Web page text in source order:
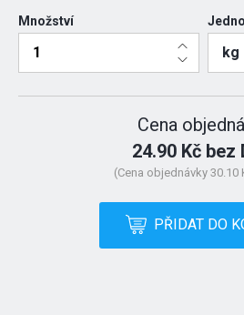
Množství
kg
Cena
24.90 Kč bez
(Cena objednávky 30.10
PŘIDAT DO